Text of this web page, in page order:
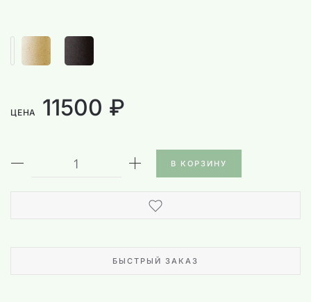
ЦЕНА 11500 ₽
В КОРЗИНУ
БЫСТРЫЙ ЗАКАЗ